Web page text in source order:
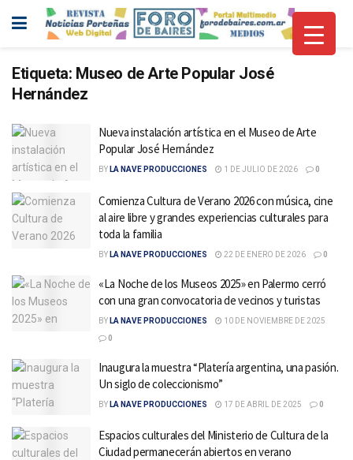
Etiqueta: Museo de Arte Popular José
Hernández
Nueva instalación artística en el Museo de Arte
Popular José Hernández
BY LA NAVE PRODUCCIONES 1 DE JULIO DE 2026 0
Comienza Cultura de Verano 2026 con música, cine
al aire libre y grandes experiencias culturales para
toda la familia
BY LA NAVE PRODUCCIONES 22 DE ENERO DE 2026 0
«La Noche de los Museos 2025» en Palermo cerró
con una gran convocatoria de vecinos y turistas
BY LA NAVE PRODUCCIONES
10 DE NOVIEMBRE DE 2025
0
Inaugura la muestra “Platería argentina, una pasión.
Un siglo de coleccionismo”
BY LA NAVE PRODUCCIONES 17 DE ABRIL DE 2025 0
Espacios culturales del Ministerio de Cultura de la
Ciudad permanecerán abiertos en verano